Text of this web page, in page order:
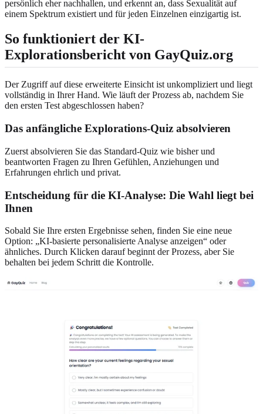
persönlich eher nachhallen, und erkennt an, dass Sexualität auf
einem Spektrum existiert und für jeden Einzelnen einzigartig ist.
So funktioniert der KI-
Explorationsbericht von GayQuiz.org
Der Zugriff auf diese erweiterte Einsicht ist unkompliziert und liegt
vollständig in Ihrer Hand. Wie läuft der Prozess ab, nachdem Sie
den ersten Test abgeschlossen haben?
Das anfängliche Explorations-Quiz absolvieren
Zuerst absolvieren Sie das Standard-Quiz wie bisher und
beantworten Fragen zu Ihren Gefühlen, Anziehungen und
Erfahrungen ehrlich und privat.
Entscheidung für die KI-Analyse: Die Wahl liegt bei
Ihnen
Sobald Sie Ihre ersten Ergebnisse sehen, finden Sie eine neue
Option: „KI-basierte personalisierte Analyse anzeigen“ oder
ähnliches. Durch Klicken darauf beginnt der Prozess, aber Sie
behalten bei jedem Schritt die Kontrolle.